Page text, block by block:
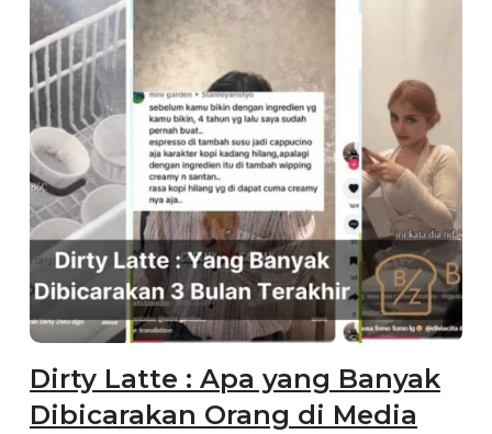
Dirty Latte : Apa yang Banyak
Dibicarakan Orang di Media